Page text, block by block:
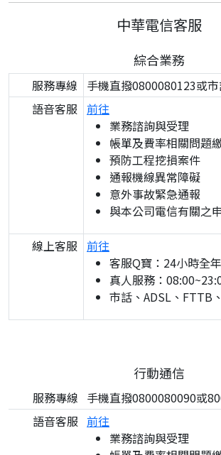
中華電信客服
綜合業務
服務專線
手機直撥0800080123或
語音客服 前往
業務諮詢與受理
帳單及費率相關問題
預防工程挖損案件
通報機線異常障礙
意外事故緊急通報
與本公司電信有關之
線上客服 前往
客服Q寶：24小時全
真人服務：
市話、ADSL、FTTB
行動通信
服務專線 手機直撥0800080090或
語音客服 前往
業務諮詢與受理